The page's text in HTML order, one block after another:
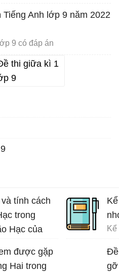
Anh lớp 9 năm 2022
9 có đáp án
thi giữa kì 1
9
tính cách
trong
Hạc của
được gặp
Hai trong
Đề
gỡ